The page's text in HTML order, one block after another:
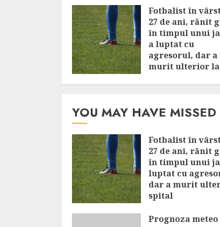
Fotbalist în
27 de ani, rănit
în timpul unui
a luptat cu
agresorul, dar a
murit ulterior la
YOU MAY HAVE MISSED
Fotbalist în
27 de ani, rănit
în timpul unui
luptat cu
dar a murit
spital
Prognoza meteo